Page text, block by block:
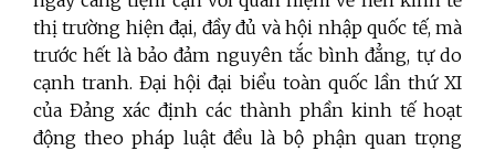
thị trường hiện đại, đầy đủ và hội nhập quốc tế, mà
trước hết là bảo đảm nguyên tắc bình đẳng, tự do
cạnh tranh. Đại hội đại biểu toàn quốc lần thứ XI
của Đảng xác định các thành phần kinh tế hoạt
động theo pháp luật đều là bộ phận quan trọng